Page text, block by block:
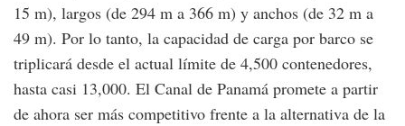
15 m), largos (de 294 m a 366 m) y anchos (de 32 m a
49 m). Por lo tanto, la capacidad de carga por barco se
triplicará desde el actual límite de 4,500 contenedores,
hasta casi 13,000. El Canal de Panamá promete a partir
de ahora ser más competitivo frente a la alternativa de la